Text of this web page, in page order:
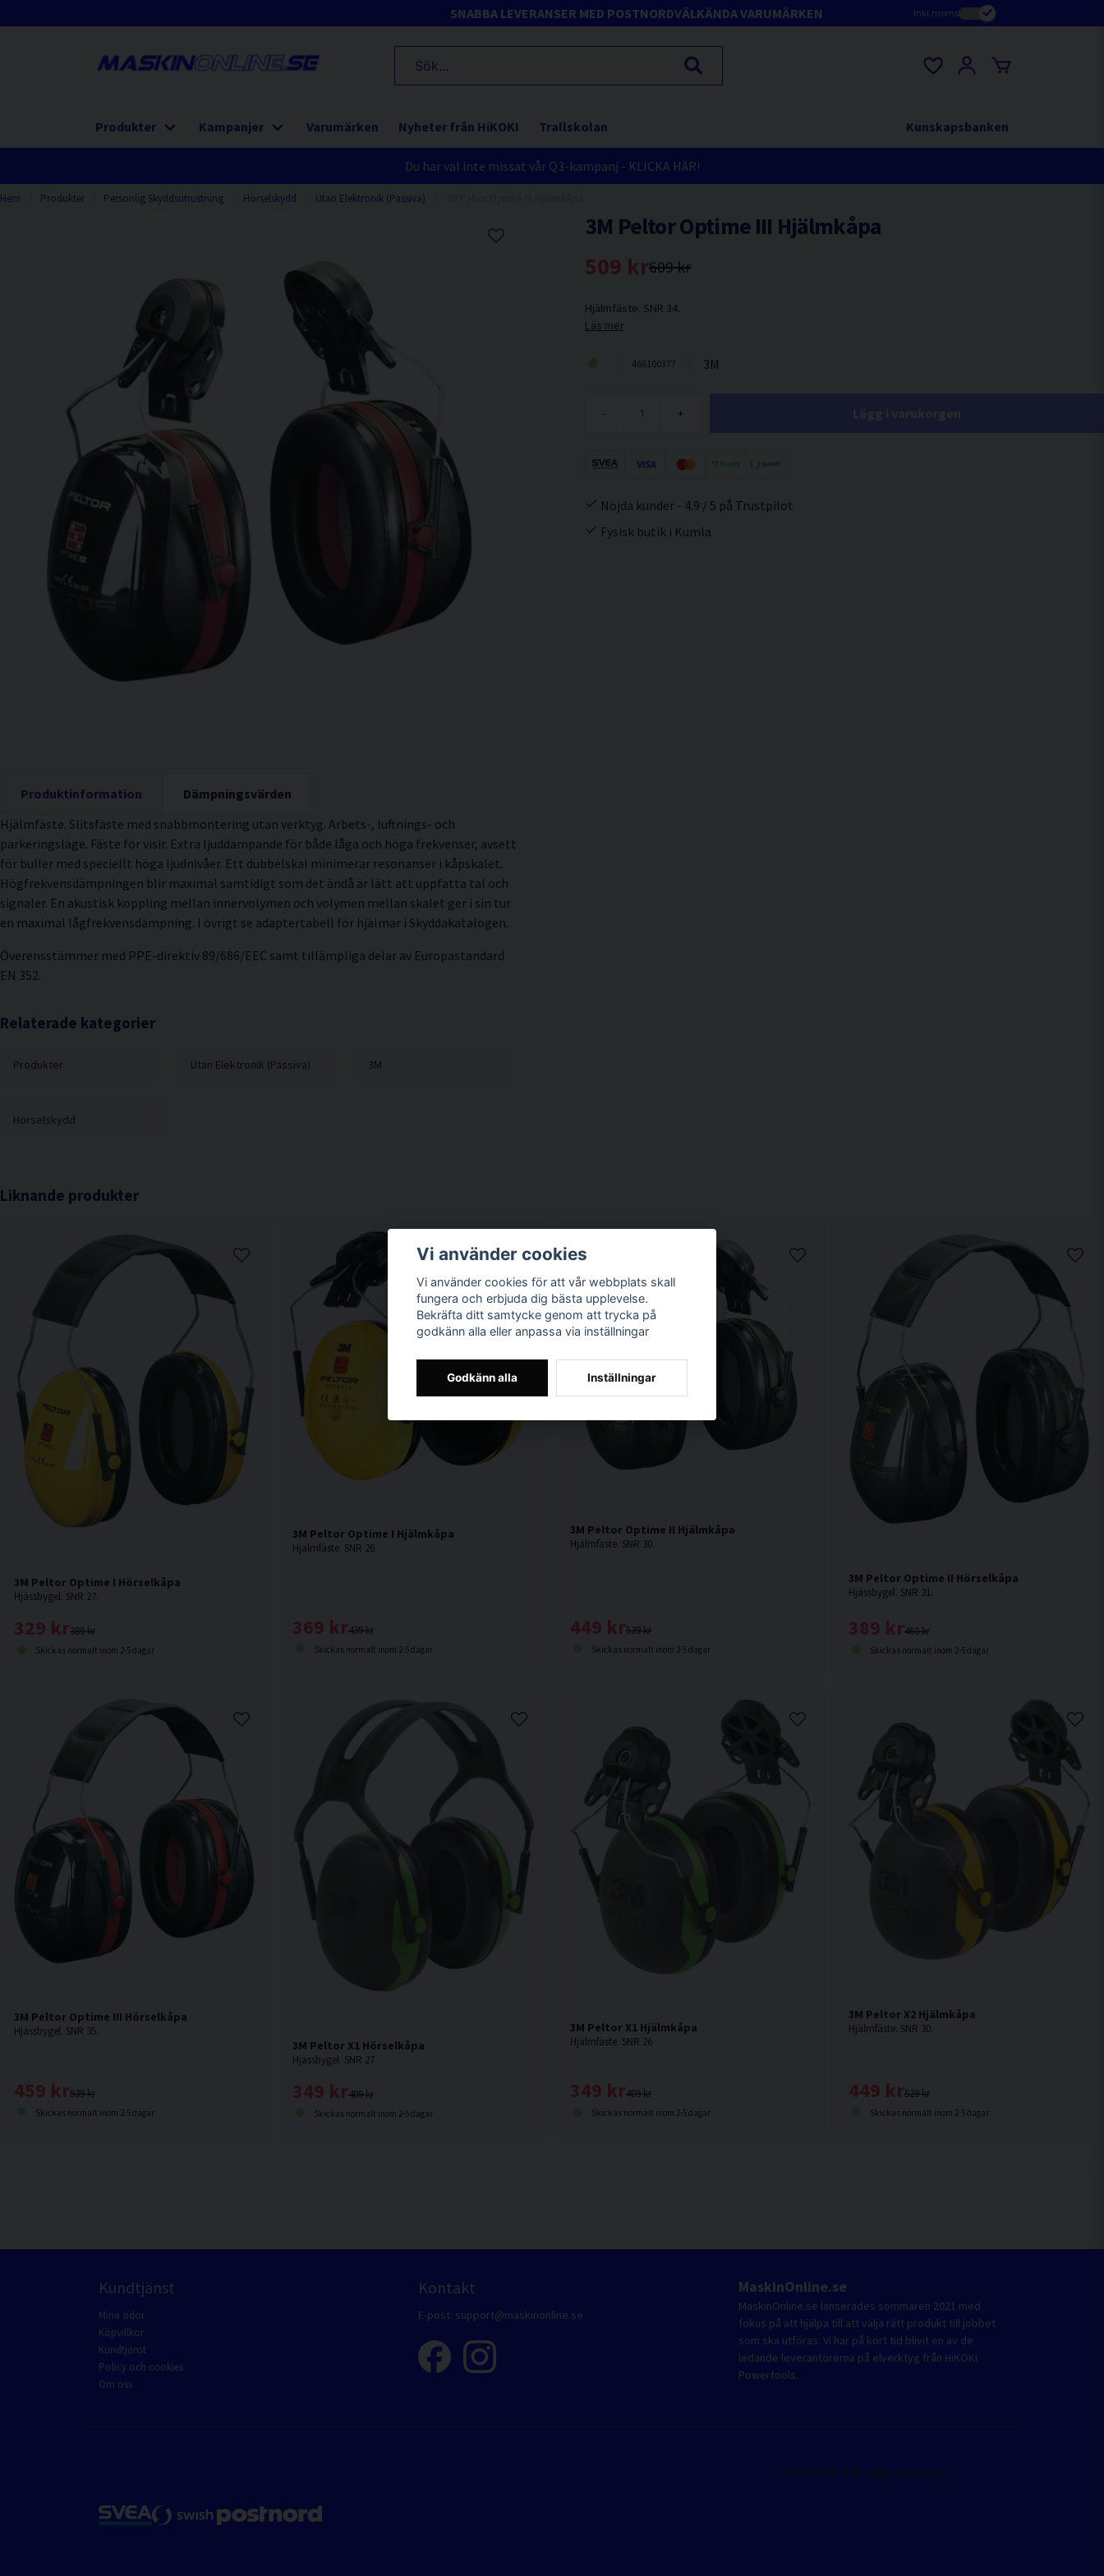
SNABBA LEVERANSER MED POSTNORDVÄLKÄNDA VARUMÄRKEN Inkl.moms
Produkter Kampanjer Varumärken Nyheter från HiKOKI Trallskolan Kunskapsbanken
Du har väl inte missat vår Q3-kampanj - KLICKA HÄR!
Hem Produkter Personlig Skyddsutrustning Hörselskydd Utan Elektronik (Passiva)
Produktinformation
Dämpningsvärden
Hjälmfäste. Slitsfäste med snabbmontering utan verktyg. Arbets-, luftnings- och
parkeringsläge. Fäste för visir. Extra ljuddämpande för både låga och höga frekvenser, avsett
för buller med speciellt höga ljudnivåer. Ett dubbelskal minimerar resonanser i kåpskalet.
Högfrekvensdämpningen blir maximal samtidigt som det ändå är lätt att uppfatta tal och
signaler. En akustisk koppling mellan innervolymen och volymen mellan skalet ger i sin tur
en maximal lågfrekvensdämpning. I övrigt se adaptertabell för hjälmar i Skyddakatalogen.
Överensstämmer med PPE-direktiv 89/686/EEC samt tillämpliga delar av Europastandard
EN 352.
Relaterade kategorier
Produkter Utan Elektronik (Passiva) 3M
Hörselskydd
3M Peltor Optime III Hjälmkåpa
609 kr
509 kr
Hjälmfäste. SNR 34.
Läs mer
466100377 3M
- +
Nöjda kunder - 4.9 / 5 på Trustpilot
Fysisk butik i Kumla
Liknande produkter
3M Peltor Optime I Hörselkåpa
Hjässbygel. SNR 27.
389 kr
329 kr
Skickas normalt inom 2-5 dagar
3M Peltor Optime I Hjälmkåpa
Hjälmfäste. SNR 26.
439 kr
369 kr
Skickas normalt inom 2-5 dagar
3M Peltor Optime II Hjälmkåpa
Hjälmfäste. SNR 30.
539 kr
449 kr
Skickas normalt inom 2-5 dagar
3M Peltor Optime II Hörselkåpa
Hjässbygel. SNR 31.
460 kr
389 kr
Skickas normalt inom 2-5 dagar
3M Peltor Optime III Hörselkåpa
Hjässbygel. SNR 35.
539 kr
459 kr
Skickas normalt inom 2-5 dagar
3M Peltor X1 Hörselkåpa
Hjässbygel. SNR 27
409 kr
349 kr
Skickas normalt inom 2-5 dagar
3M Peltor X1 Hjälmkåpa
Hjälmfäste. SNR 26
409 kr
349 kr
Skickas normalt inom 2-5 dagar
3M Peltor X2 Hjälmkåpa
Hjälmfäste. SNR 30.
529 kr
449 kr
Skickas normalt inom 2-5 dagar
Kundtjänst
Mina sidor
Köpvillkor
Kundtjänst
Policy och cookies
Om oss
Kontakt
E-post: support@maskinonline.se
MaskinOnline.se
MaskinOnline.se lanserades sommaren 2021 med
fokus på att hjälpa till att välja rätt produkt till jobbet
som ska utföras. Vi har på kort tid blivit en av de
ledande leverantörerna på elverktyg från HiKOKI
Powertools.
Vi använder cookies
Vi använder cookies för att vår webbplats skall
fungera och erbjuda dig bästa upplevelse.
Bekräfta ditt samtycke genom att trycka på
godkänn alla eller anpassa via inställningar
Godkänn alla Inställningar